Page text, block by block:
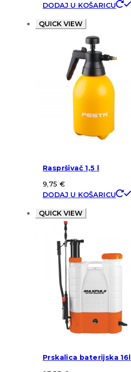
DODAJ U KOŠARICU
QUICK VIEW
Raspršivač 1,5 l
9,75 €
DODAJ U KOŠARICU
QUICK VIEW
Prskalica baterijska 16l